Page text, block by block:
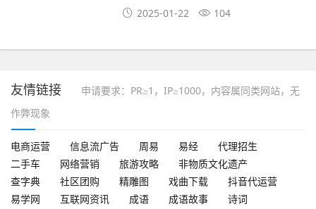
2025-01-22 104
友情链接
申请要求：PR≥1，IP≥1000，内容属同类网站，无
作弊现象
电商运营 信息流广告 周易 易经
代理招生
二手车
网络营销 旅游攻略
非物质文化遗产
查字典
社区团购 精雕图 戏曲下载
抖音代运营
易学网
互联网资讯 成语 成语故事
诗词